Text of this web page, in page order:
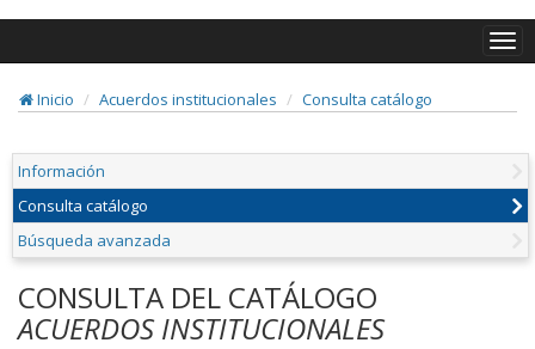
Inicio
Acuerdos institucionales Consulta catálogo
Información
Consulta catálogo
Búsqueda avanzada
CONSULTA DEL CATÁLOGO
ACUERDOS INSTITUCIONALES